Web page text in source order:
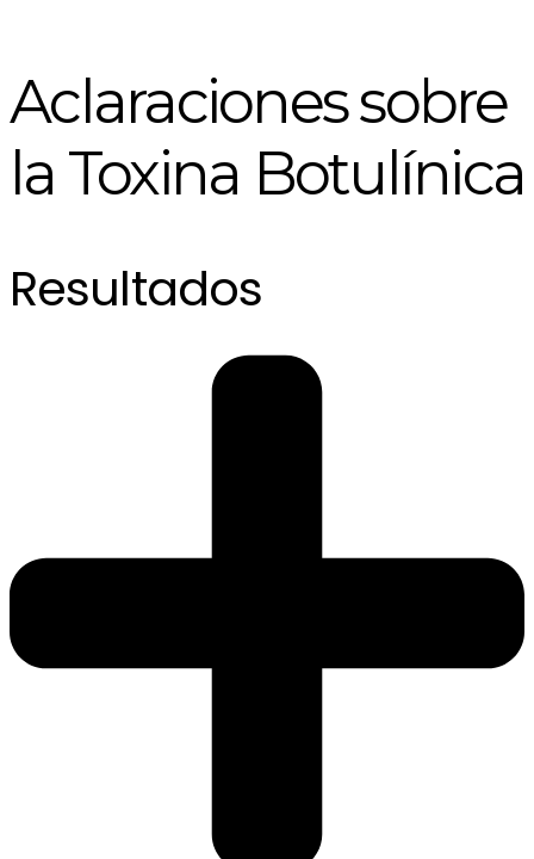
Aclaraciones sobre
la Toxina Botulínica
Resultados